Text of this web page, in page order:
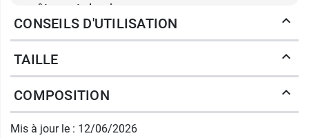
vêtement classique
Ils disposent d'un noyau absorbant situé en
position avant. Cette zone d'absorption
sécurisée et étanche capture les liquides et
protège contre les fuites, l'humidité et les
odeurs.
Caractéristiques des protections
CONSEILS D'UTILISATION
TAILLE
COMPOSITION
Mis à jour le : 12/06/2026